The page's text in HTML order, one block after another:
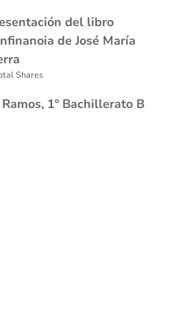
del libro
de José María
Shares
1º Bachillerato B